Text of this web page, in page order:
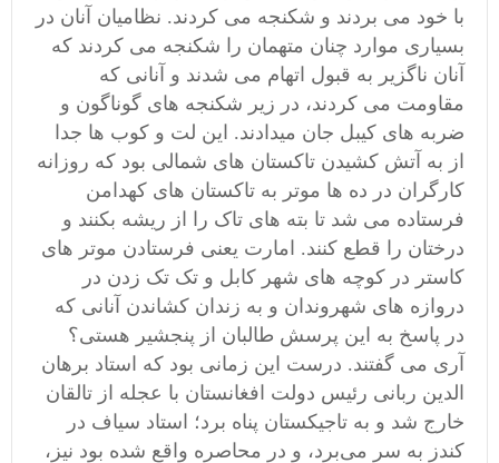
با خود می بردند و شکنجه می کردند. نظامیان آنان در
بسیاری موارد چنان متهمان را شکنجه می کردند که
آنان ناگزیر به قبول اتهام می شدند و آنانی که
مقاومت می کردند، در زیر شکنجه های گوناگون و
ضربه های کیبل جان میدادند. این لت و کوب ها جدا
از به آتش کشیدن تاکستان های شمالی بود که روزانه
کارگران در ده ها موتر به تاکستان های کهدامن
فرستاده می شد تا بته های تاک را از ریشه بکنند و
درختان را قطع کنند. امارت یعنی فرستادن موتر های
کاستر در کوچه های شهر کابل و تک تک زدن در
دروازه های شهروندان و به زندان کشاندن آنانی که
در پاسخ به این پرسش طالبان از پنجشیر هستی؟
آری می گفتند. درست این زمانی بود که استاد برهان
الدين ربانى رئيس دولت افغانستان با عجله از تالقان
خارج شد و به تاجیكستان پناه برد؛ استاد سياف در
كندز به سر مى‌برد، و در محاصره واقع شده بود نيز،